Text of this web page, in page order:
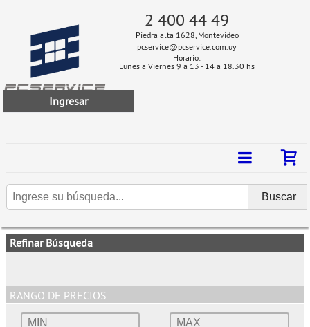
2 400 44 49
Piedra alta 1628, Montevideo
pcservice@pcservice.com.uy
Horario:
Lunes a Viernes 9 a 13 - 14 a 18.30 hs
Ingresar
Refinar Búsqueda
RANGO DE PRECIOS